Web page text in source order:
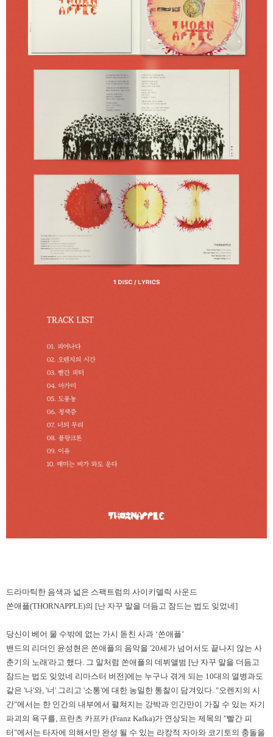
드라마틱한 음색과 넓은 스팩트럼의 사이키델릭 사운드
쏜애플(THORNAPPLE)의 [난 자꾸 말을 더듬고 잠드는 법도 잊었네]
당신이 베어 물 수밖에 없는 가시 돋친 사과 ‘쏜애플’
밴드의 리더인 윤성현은 쏜애플의 음악을 '20세가 넘어서도 끝나지 않는 사
춘기의 노래'라고 했다. 그 말처럼 쏜애플의 데뷔앨범 [난 자꾸 말을 더듬고
잠드는 법도 잊었네 리마스터 버전]에는 누구나 겪게 되는 10대의 열병과도
같은 '나'와, '너' 그리고 '소통'에 대한 농밀한 통찰이 담겨있다. "오렌지의 시
간"에서는 한 인간의 내부에서 펼쳐지는 강박과 인간만이 가질 수 있는 자기
파괴의 욕구를, 프란츠 카프카 (Franz Kafka)가 연상되는 제목의 "빨간 피
터"에서는 타자에 의해서만 완성 될 수 있는 라캉적 자아와 코기토의 충돌을